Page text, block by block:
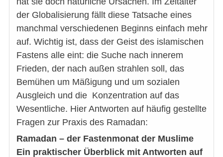
der Globalisierung fällt diese Tatsache eines
manchmal verschiedenen Beginns einfach mehr
auf. Wichtig ist, dass der Geist des islamischen
Fastens alle eint: die Suche nach innerem
Frieden, der nach außen strahlen soll, das
Bemühen um Mäßigung und um sozialen
Ausgleich und die Konzentration auf das
Wesentliche. Hier Antworten auf häufig gestellte
Fragen zur Praxis des Ramadan:
Ramadan – der Fastenmonat der Muslime
Ein praktischer Überblick mit Antworten auf